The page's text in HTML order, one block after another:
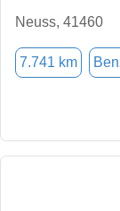
Neuss, 41460
7.741 km